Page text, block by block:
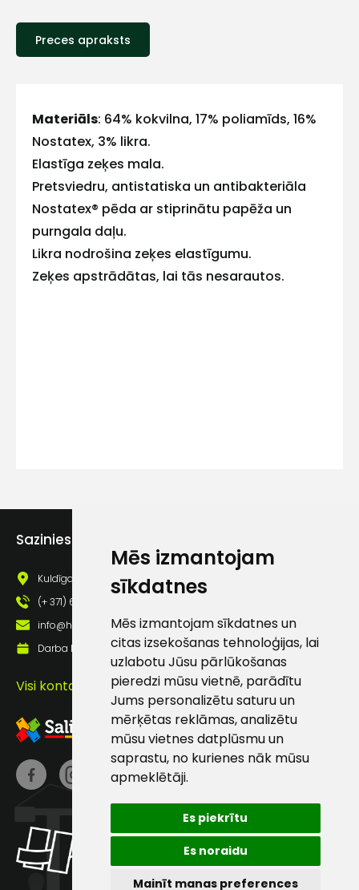
Mēs izmantojam
sīkdatnes
Mēs izmantojam sīkdatnes un
citas izsekošanas tehnoloģijas, lai
uzlabotu Jūsu pārlūkošanas
pieredzi mūsu vietnē, parādītu
Jums personalizētu saturu un
mērķētas reklāmas, analizētu
mūsu vietnes datplūsmu un
saprastu, no kurienes nāk mūsu
apmeklētāji.
Es piekrītu
Es noraidu
Mainīt manas preferences
Preces apraksts
Materiāls: 64% kokvilna, 17% poliamīds, 16%
Nostatex, 3% likra.
Elastīga zeķes mala.
Pretsviedru, antistatiska un antibakteriāla
Nostatex® pēda ar stiprinātu papēža un
purngala daļu.
Likra nodrošina zeķes elastīgumu.
Zeķes apstrādātas, lai tās nesarautos.
Sazinies ar mums
Kuldīgas iela 69a, Saldus, Saldus nov., LV - 3801
(+ 371) 63 881 186
info@hards.lv
Darba laiks: Darbadienās: 8:00 - 17:00
Visi kontakti
Kontakttālrunis
pastā
Klientu
atbalsts
Darbdienās:
8:00 – 17:00
186
info@hards.lv